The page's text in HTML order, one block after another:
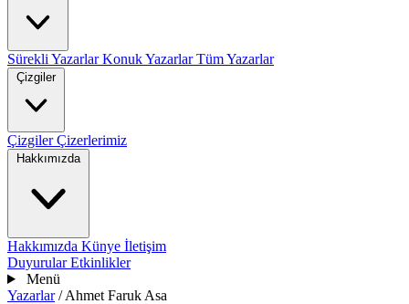
Sürekli YazarlarKonuk YazarlarTüm Yazarlar
Çizgiler
ÇizgilerÇizerlerimiz
Hakkımızda
Hakkımızda Künye İletişim
DuyurularEtkinlikler
Menü
Yazarlar / Ahmet Faruk Asa